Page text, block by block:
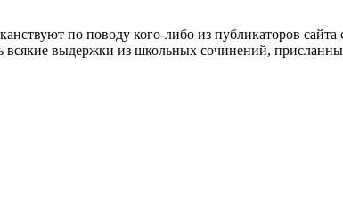
по поводу кого-либо из публикаторов
выдержки из школьных сочинений,